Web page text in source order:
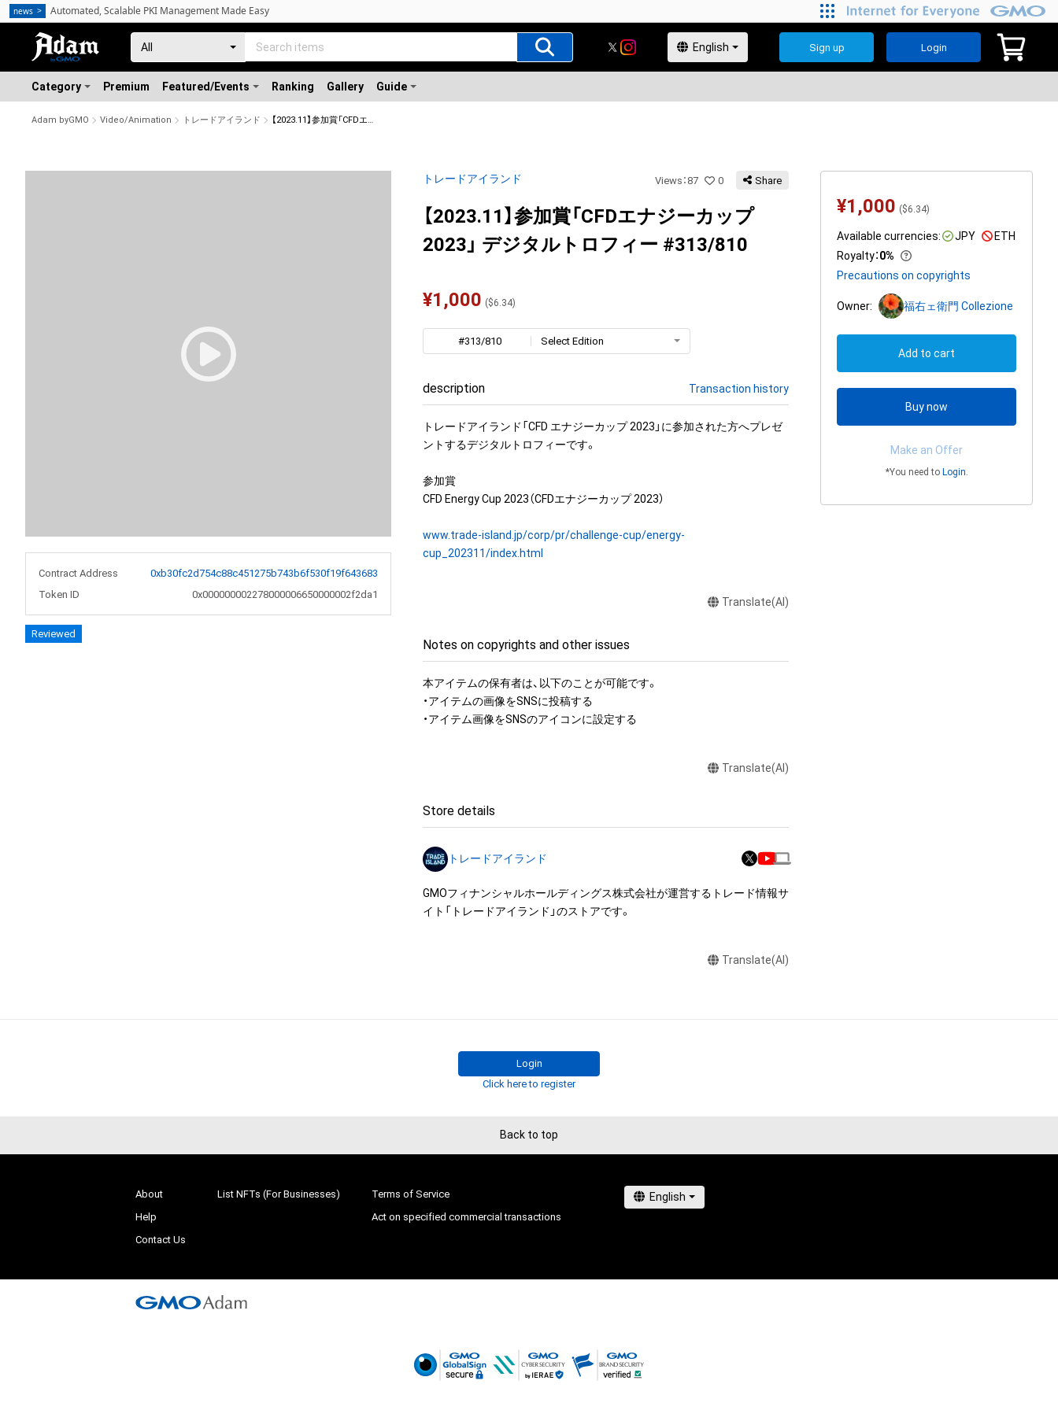
Sign up Login
Category Premium Featured/Events Ranking Gallery Guide
Adam byGMO Video/Animation トレードアイランド 【2023.11】参加賞「CFDエナジーカップ 2023」 デジタルトロフィー
Contract Address
0xb30fc2d754c88c451275b743b6f530f19f643683
Token ID
0x000000002278000006650000002f2da1
Reviewed
トレードアイランド Views ： 87 0 Share
【2023.11】参加賞「CFDエナジーカップ
2023」 デジタルトロフィー #313/810
¥1,000 ($6.34)
#313/810 Select Edition
description Transaction history
トレードアイランド「CFD エナジーカップ 2023」に参加された方へプレゼ
ントするデジタルトロフィーです。
参加賞
CFD Energy Cup 2023（CFDエナジーカップ 2023）
www.trade-island.jp/corp/pr/challenge-cup/energy-
cup_202311/index.html
Translate(AI)
Notes on copyrights and other issues
本アイテムの保有者は、以下のことが可能です。
・アイテムの画像をSNSに投稿する
・アイテム画像をSNSのアイコンに設定する
Translate(AI)
Store details
トレードアイランド
GMOフィナンシャルホールディングス株式会社が運営するトレード情報サ
イト「トレードアイランド」のストアです。
Translate(AI)
¥1,000 ($6.34)
Available currencies: JPY
ETH
Royalty：0%
Precautions on copyrights
Owner: 福右ェ衛門 Collezione
Add to cart
Buy now
Make an Offer
*You need to Login.
Login
Click here to register
Back to top
About
Help
Contact Us
List NFTs (For Businesses)
Terms of Service
Act on specified commercial transactions
news Automated, Scalable PKI Management Made Easy